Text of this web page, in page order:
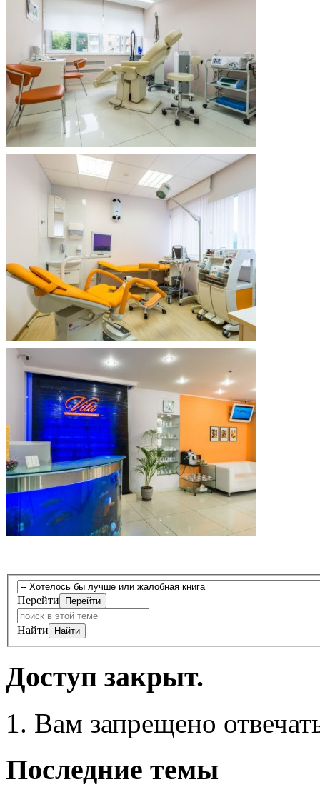
Перейти
Найти
Доступ закрыт.
Вам запрещено
Последние темы